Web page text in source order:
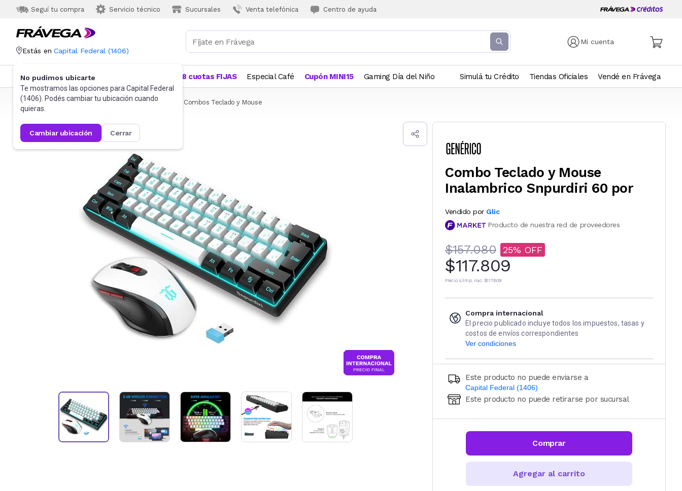
Seguí tu compra Servicio técnico Sucursales Venta telefónica Centro de ayuda
Mi cuenta
Estás en Capital Federal (1406)
No pudimos ubicarte
Te mostramos las opciones para Capital Federal
(1406). Podés cambiar tu ubicación cuando
quieras.
cambiar ubicación cerrar
Categorías Más Vendidos 18 cuotas FIJAS Especial Café Cupón MINI15 Gaming Día del Niño Simulá tu Crédito Tiendas Oficiales Vendé en Frávega
Frávega Informática Accesorios de Informática Combos Teclado y Mouse
Combo Teclado y Mouse
Inalambrico Snpurdiri 60 por
Vendido por Glic
Producto de nuestra red de proveedores
$157.080 25
$117.809
Precio s/imp. nac. $117.809
Compra internacional
El precio publicado incluye todos los impuestos, tasas y
costos de envíos correspondientes
Ver condiciones
Este producto no puede enviarse a
Capital Federal (1406)
Ingresá código postal (sólo números)
CALCULAR
Este producto no puede retirarse por sucursal
Comprar
Agregar al carrito